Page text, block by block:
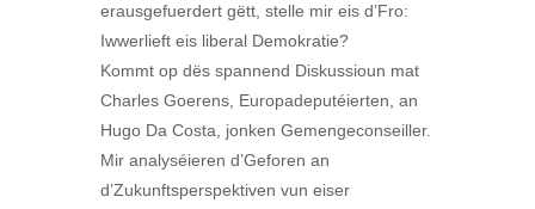
erausgefuerdert gëtt, stelle mir eis d’Fro:
Iwwerlieft eis liberal Demokratie?
Kommt op dës spannend Diskussioun mat
Charles Goerens, Europadeputéierten, an
Hugo Da Costa, jonken Gemengeconseiller.
Mir analyséieren d’Geforen an
d’Zukunftsperspektiven vun eiser